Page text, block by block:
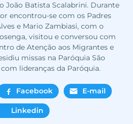
João Batista Scalabrini. Durante
encontrou-se com os Padres
e Mario Zambiasi, com o
visitou e conversou com
de Atenção aos Migrantes e
missas na Paróquia São
lideranças da Paróquia.
Facebook E-mail
Linkedin